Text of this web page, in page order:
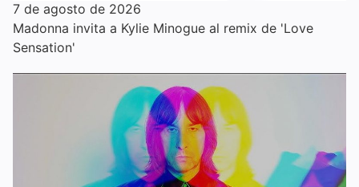
7 de agosto de 2026
Madonna invita a Kylie Minogue al remix de 'Love
Sensation'